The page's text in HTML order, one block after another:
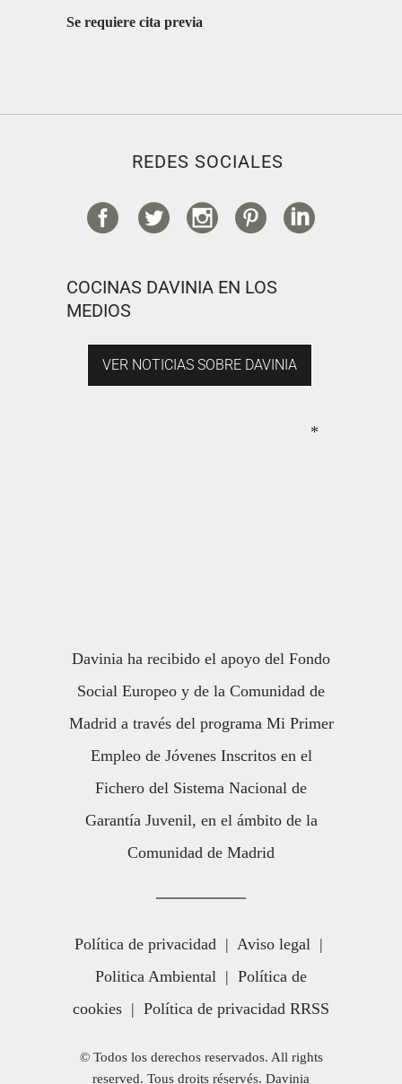
Se requiere cita previa
REDES SOCIALES
COCINAS DAVINIA EN LOS
MEDIOS
VER NOTICIAS SOBRE DAVINIA
*
Davinia ha recibido el apoyo del Fondo
Social Europeo y de la Comunidad de
Madrid a través del programa Mi Primer
Empleo de Jóvenes Inscritos en el
Fichero del Sistema Nacional de
Garantía Juvenil, en el ámbito de la
Comunidad de Madrid
Política de privacidad | Aviso legal |
Politica Ambiental | Política de
cookies | Política de privacidad RRSS
© Todos los derechos reservados. All rights
reserved. Tous droits réservés. Davinia